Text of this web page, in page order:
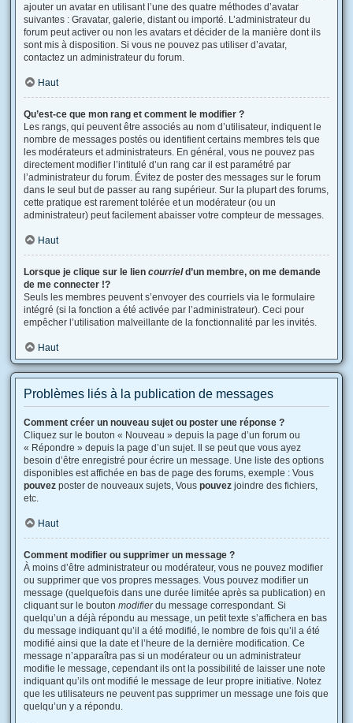
ajouter un avatar en utilisant l’une des quatre méthodes d’avatar
suivantes : Gravatar, galerie, distant ou importé. L’administrateur du
forum peut activer ou non les avatars et décider de la manière dont ils
sont mis à disposition. Si vous ne pouvez pas utiliser d’avatar,
contactez un administrateur du forum.
Haut
Qu’est-ce que mon rang et comment le modifier ?
Les rangs, qui peuvent être associés au nom d’utilisateur, indiquent le
nombre de messages postés ou identifient certains membres tels que
les modérateurs et administrateurs. En général, vous ne pouvez pas
directement modifier l’intitulé d’un rang car il est paramétré par
l’administrateur du forum. Évitez de poster des messages sur le forum
dans le seul but de passer au rang supérieur. Sur la plupart des forums,
cette pratique est rarement tolérée et un modérateur (ou un
administrateur) peut facilement abaisser votre compteur de messages.
Haut
Lorsque je clique sur le lien courrield’un membre, on me demande
de me connecter !?
Seuls les membres peuvent s’envoyer des courriels via le formulaire
intégré (si la fonction a été activée par l’administrateur). Ceci pour
empêcher l’utilisation malveillante de la fonctionnalité par les invités.
Haut
Problèmes liés à la publication de messages
Comment créer un nouveau sujet ou poster une réponse ?
Cliquez sur le bouton « Nouveau » depuis la page d’un forum ou
« Répondre » depuis la page d’un sujet. Il se peut que vous ayez
besoin d’être enregistré pour écrire un message. Une liste des options
disponibles est affichée en bas de page des forums, exemple : Vous
pouvez poster de nouveaux sujets, Vous pouvez joindre des fichiers,
etc.
Haut
Comment modifier ou supprimer un message ?
À moins d’être administrateur ou modérateur, vous ne pouvez modifier
ou supprimer que vos propres messages. Vous pouvez modifier un
message (quelquefois dans une durée limitée après sa publication) en
cliquant sur le bouton modifierdu message correspondant. Si
quelqu’un a déjà répondu au message, un petit texte s’affichera en bas
du message indiquant qu’il a été modifié, le nombre de fois qu’il a été
modifié ainsi que la date et l’heure de la dernière modification. Ce
message n’apparaîtra pas si un modérateur ou un administrateur
modifie le message, cependant ils ont la possibilité de laisser une note
indiquant qu’ils ont modifié le message de leur propre initiative. Notez
que les utilisateurs ne peuvent pas supprimer un message une fois que
quelqu’un y a répondu.